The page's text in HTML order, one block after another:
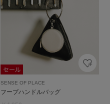
SENSE OF PLACE
フープハンドルバッグ